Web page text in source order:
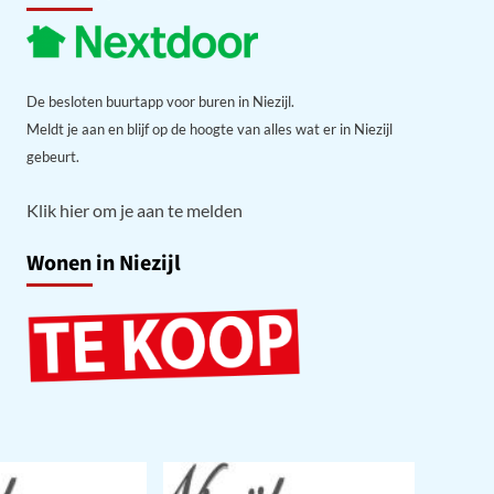
De besloten buurtapp voor buren in Niezijl.
Meldt je aan en blijf op de hoogte van alles wat er in Niezijl
gebeurt.
Klik hier om je aan te melden
Wonen in Niezijl